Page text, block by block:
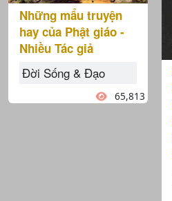
Những mẩu truyện
hay của Phật giáo -
Nhiều Tác giả
Đời Sống & Đạo
65,813